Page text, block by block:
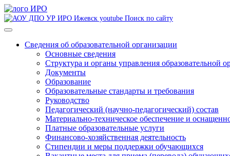
Поиск по сайту
Сведения об образовательной организации
Основные сведения
Структура и органы управления образовательной
Документы
Образование
Образовательные стандарты и требования
Руководство
Педагогический (научно-педагогический) состав
Материально-техническое обеспечение и
Платные образовательные услуги
Финансово-хозяйственная деятельность
Стипендии и меры поддержки обучающихся